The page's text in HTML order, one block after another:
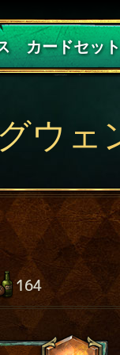
カードセット
紅き血の呪縛
ウェ
164